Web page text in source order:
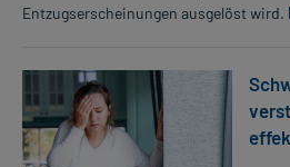
Entzugserscheinungen ausgelöst wird.